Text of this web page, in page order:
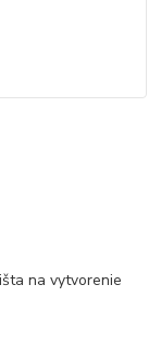
na vytvorenie